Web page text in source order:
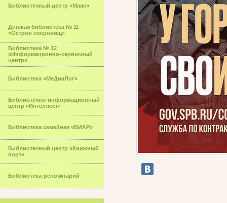
Библиотечный центр «Маяк»
Детская библиотека № 11
«Остров сокровищ»
Библиотека № 12
«Информационно-сервисный
центр»
Библиотека «МеДиаЛог»
Библиотечно-информационный
центр «Интеллект»
Библиотека семейная «БИАР»
Библиотечный центр «Книжный
порт»
Библиотека-репозитарий